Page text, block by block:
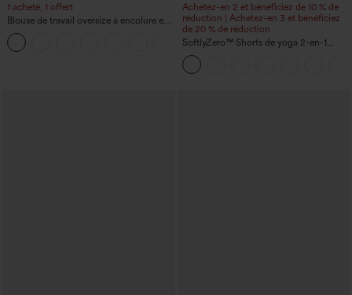
1 acheté, 1 offert
Blouse de travail oversize à encolure en
V, manches courtes, en tissu
anti‑froissage
+1
Achetez-en 2 et bénéficiez de 10 % de
réduction | Achetez-en 3 et bénéficiez
de 20 % de réduction
SoftlyZero™ Shorts de yoga 2-en-1
InstantCool, super taille haute, aérés, 5''
avec poches — longueur allongée